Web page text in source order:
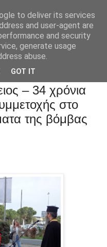
– 34 χρόνια
στο
της βόμβας
to deliver its services
and user-agent are
and security
generate usage
abuse.
GOT IT